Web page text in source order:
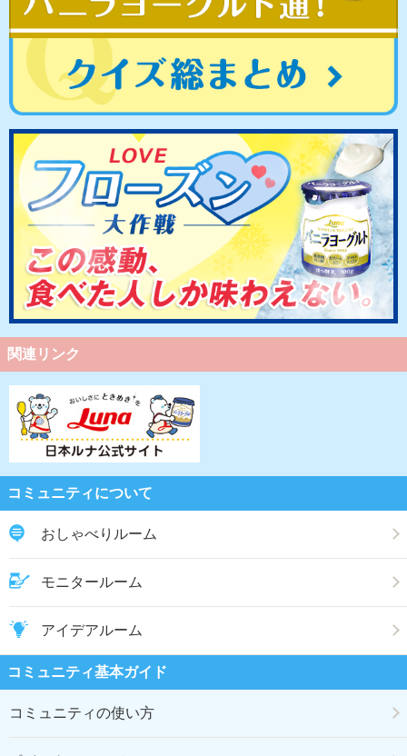
関連リンク
コミュニティについて
おしゃべりルーム
モニタールーム
アイデアルーム
コミュニティ基本ガイド
コミュニティの使い方